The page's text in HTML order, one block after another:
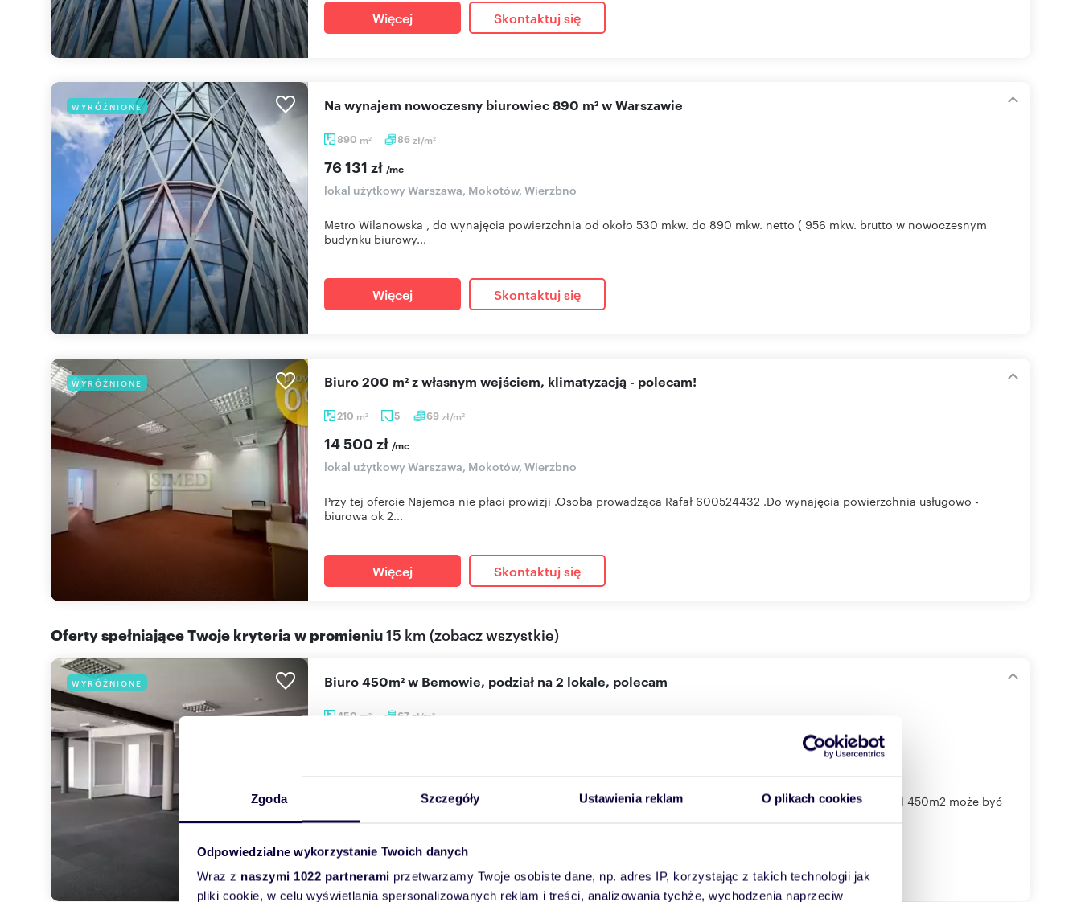
Zgoda Szczegóły Ustawienia reklam O plikach cookies
Odpowiedzialne wykorzystanie Twoich danych
Wraz z naszymi 1022 partnerami przetwarzamy Twoje osobiste dane, np. adres IP, korzystając z takich technologii jak
pliki cookie, w celu wyświetlania spersonalizowanych reklam i treści, analizowania tychże, wychodzenia naprzeciw
Więcej Skontaktuj się
WYRÓŻNIONE
890 m2 86zł/m2
Na wynajem nowoczesny biurowiec 890 m² w Warszawie
76 131 zł /mc
lokal użytkowy Warszawa, Mokotów, Wierzbno
Metro Wilanowska , do wynajęcia powierzchnia od około 530 mkw. do 890 mkw. netto ( 956 mkw. brutto w nowoczesnym
budynku biurowy...
Więcej Skontaktuj się
WYRÓŻNIONE
210 m2 5 69zł/m2
Biuro 200 m² z własnym wejściem, klimatyzacją - polecam!
14 500 zł /mc
lokal użytkowy Warszawa, Mokotów, Wierzbno
Przy tej ofercie Najemca nie płaci prowizji .Osoba prowadząca Rafał 600524432 .Do wynajęcia powierzchnia usługowo -
biurowa ok 2...
Więcej Skontaktuj się
Oferty spełniające Twoje kryteria w promieniu15 km (zobacz wszystkie)
WYRÓŻNIONE
450 m 2 67zł/m 2
Biuro 450m² w Bemowie, podział na 2 lokale, polecam
Wynajmę bardzo ładne biuro 2 piętro super lokalizacja metro sklepy,bardzo dużo linii autobusowych .Lokal 450m2 może być
Więcej Skontaktuj się